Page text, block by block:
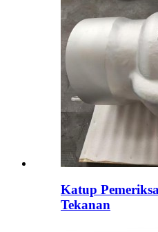
Katup
Tekanan